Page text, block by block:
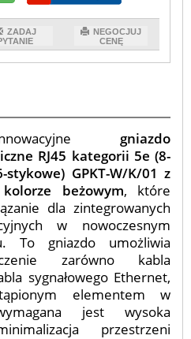
ZADAJ
NEGOCJUJ
CENĘ
gniazdo
RJ45 kategorii 5e (8-
stykowe) GPKT-W/K/01 z
beżowym, które
dla zintegrowanych
w nowoczesnym
gniazdo umożliwia
zarówno kabla
sygnałowego Ethernet,
elementem w
jest wysoka
przestrzeni